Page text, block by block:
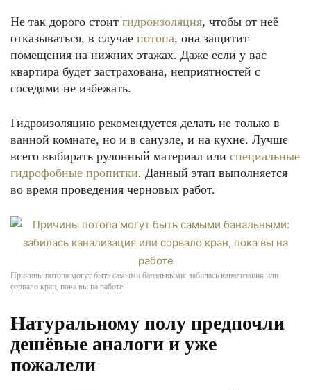
Не так дорого стоит гидроизоляция, чтобы от неё
отказываться, в случае потопа, она защитит
помещения на нижних этажах. Даже если у вас
квартира будет застрахована, неприятностей с
соседями не избежать.
Гидроизоляцию рекомендуется делать не только в
ванной комнате, но и в санузле, и на кухне. Лучше
всего выбирать рулонный материал или специальные
гидрофобные пропитки. Данный этап выполняется
во время проведения черновых работ.
Причины потопа могут быть самыми банальными: забилась канализация или
сорвало кран, пока вы на работе
Натуральному полу предпочли
дешёвые аналоги и уже
пожалели